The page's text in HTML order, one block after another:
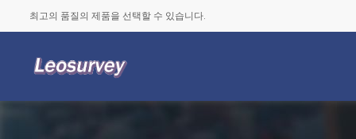
최고의 품질의 제품을 선택할 수 있습니다.